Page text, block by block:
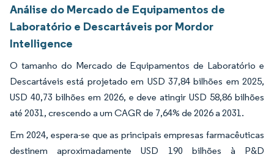
Análise do Mercado de Equipamentos de
Laboratório e Descartáveis por Mordor
Intelligence
O tamanho do Mercado de Equipamentos de Laboratório e
Descartáveis está projetado em USD 37,84 bilhões em 2025,
USD 40,73 bilhões em 2026, e deve atingir USD 58,86 bilhões
até 2031, crescendo a um CAGR de 7,64% de 2026 a 2031.
Em 2024, espera-se que as principais empresas farmacêuticas
destinem aproximadamente USD 190 bilhões à P&D